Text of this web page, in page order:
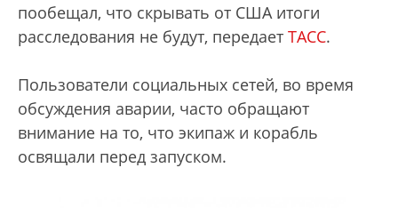
пообещал, что скрывать от США итоги
расследования не будут, передает ТАСС.
Пользователи социальных сетей, во время
обсуждения аварии, часто обращают
внимание на то, что экипаж и корабль
освящали перед запуском.